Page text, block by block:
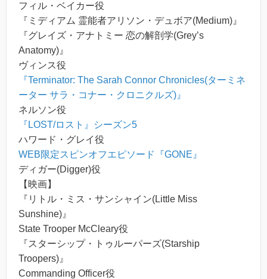
フィル・ベイカー役
『ミディアム 霊能者アリソン・デュボア(Medium)』
『グレイズ・アナトミー 恋の解剖学(Grey’s
Anatomy)』
ヴィンス役
『Terminator: The Sarah Connor Chronicles(ターミネ
ーター サラ・コナー・クロニクルズ)』
ネルソン役
『LOST/ロスト』シーズン5
ハワード・グレイ役
WEB限定スピンオフエピソード『GONE』
ディガー(Digger)役
【映画】
『リトル・ミス・サンシャイン(Little Miss
Sunshine)』
State Trooper McCleary役
『スターシップ・トゥルーパーズ(Starship
Troopers)』
Commanding Officer役